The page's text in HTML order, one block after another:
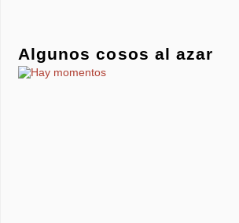
Algunos cosos al azar